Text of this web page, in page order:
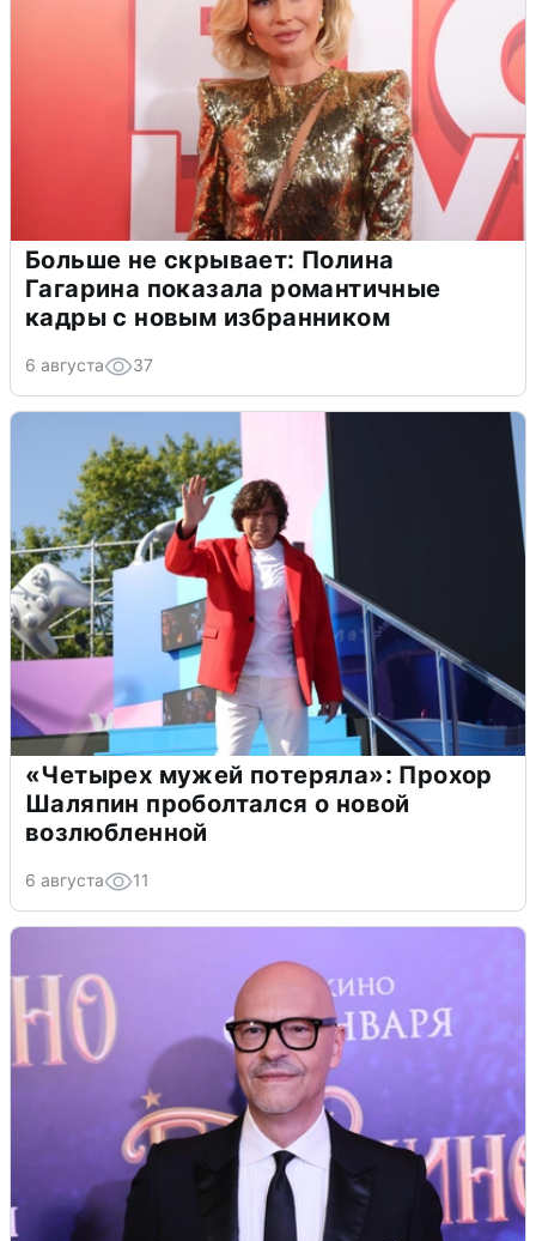
Больше не скрывает: Полина
Гагарина показала романтичные
кадры с новым избранником
6 августа 37
«Четырех мужей потеряла»: Прохор
Шаляпин проболтался о новой
возлюбленной
6 августа 11